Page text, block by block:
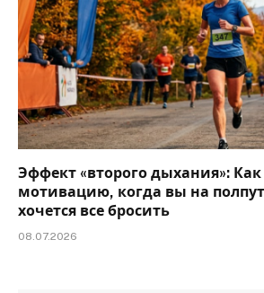
Эффект «второго дыхания»:
мотивацию, когда вы на
хочется все бросить
08.07.2026